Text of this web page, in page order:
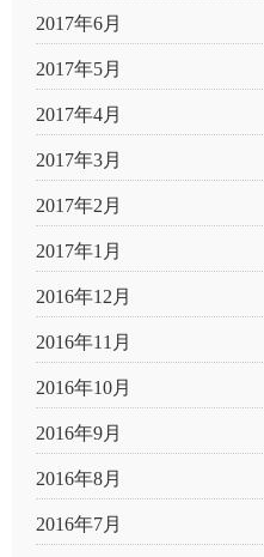
2017年6月
2017年5月
2017年4月
2017年3月
2017年2月
2017年1月
2016年12月
2016年11月
2016年10月
2016年9月
2016年8月
2016年7月